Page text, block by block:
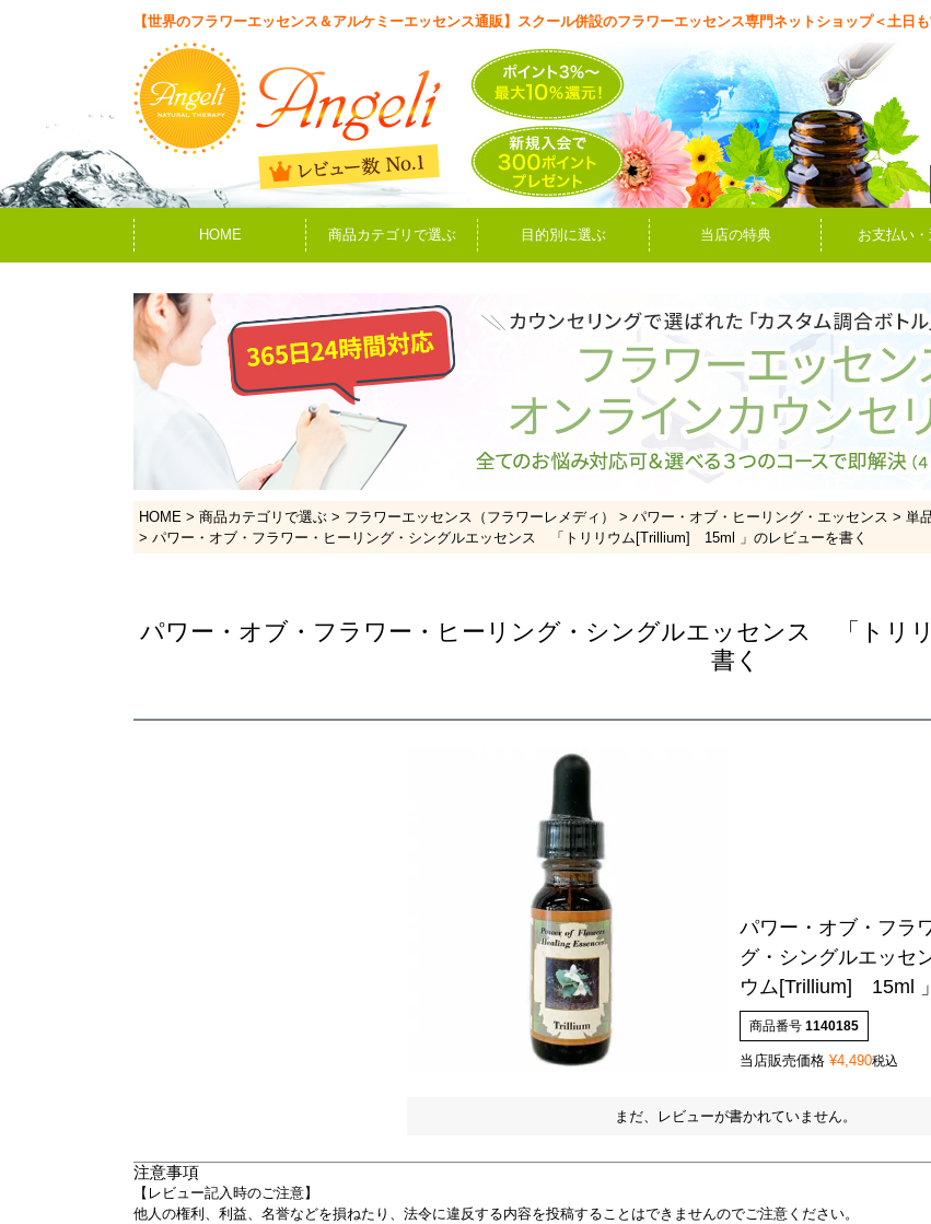
【世界のフラワーエッセンス＆アルケミーエッセンス通販】スクール併設のフラワーエッセンス専門ネットショップ＜土日
HOME 商品カテゴリで選ぶ 目的別に選ぶ 当店の特典 お支払い
HOME 商品カテゴリで選ぶ フラワーエッセンス（フラワーレメディ） パワー・オブ・ヒーリング・エッセンス
単
パワー・オブ・フラワー・ヒーリング・シングルエッセンス 「トリリウム[Trillium] 15ml 」のレビューを書く
パワー・オブ・フラワー・ヒーリング・シングルエッセンス 「トリ
書く
パワー・オブ・フラ
グ・シングルエッセ
ウム[Trillium] 15ml 」
商品番号 1140185
当店販売価格 ¥4,490税込
まだ、レビューが書かれていません。
注意事項
【レビュー記入時のご注意】
他人の権利、利益、名誉などを損ねたり、法令に違反する内容を投稿することはできませんのでご注意ください。